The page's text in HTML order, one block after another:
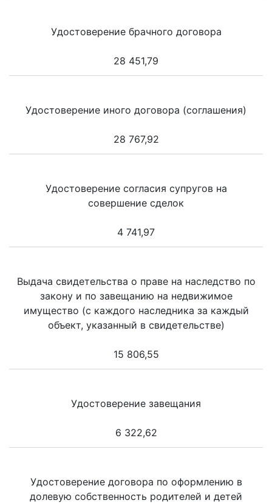
Удостоверение брачного договора
28 451,79
Удостоверение иного договора (соглашения)
28 767,92
Удостоверение согласия супругов на
совершение сделок
4 741,97
Выдача свидетельства о праве на наследство по
закону и по завещанию на недвижимое
имущество (с каждого наследника за каждый
объект, указанный в свидетельстве)
15 806,55
Удостоверение завещания
6 322,62
Удостоверение договора по оформлению в
долевую собственность родителей и детей